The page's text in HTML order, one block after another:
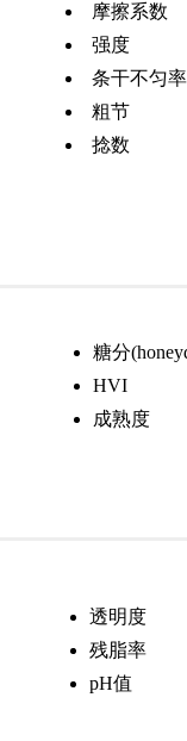
摩擦系数
强度
条干不匀
粗节
捻数
糖分
HVI
成熟度
透明度
残脂率
pH值